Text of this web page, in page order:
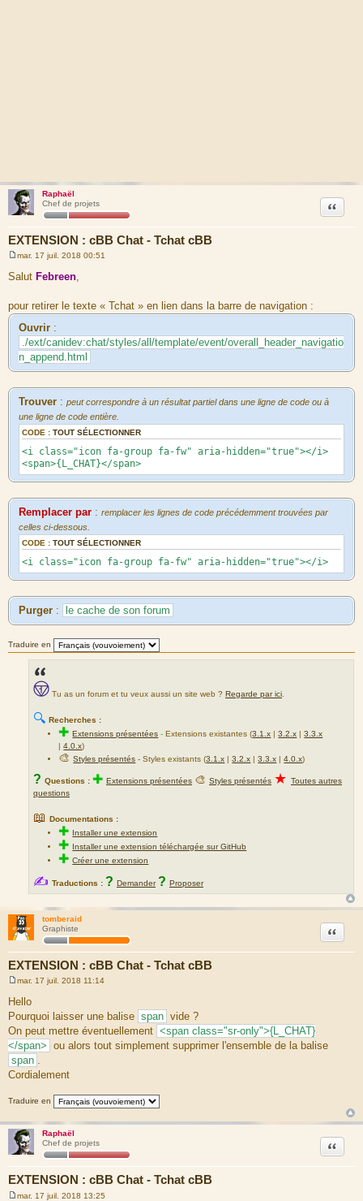
Raphaël
Chef de projets
EXTENSION : cBB Chat - Tchat cBB
Citation
e
s
a
g
e
mar. 17 juil. 2018 00:51
Salut Febreen,
pour retirer le texte « Tchat » en lien dans la barre de navigation :
Ouvrir :
./ext/canidev:chat/styles/all/template/event/overall_header_navigatio
n_append.html
Trouver : peut correspondre à un résultat partiel dans une ligne de code ou à
une ligne de code entière.
CODE : TOUT SÉLECTIONNER
<i class="icon fa-group fa-fw" aria-hidden="true"></i>
<span>{L_CHAT}</span>
Remplacer par : remplacer les lignes de code précédemment trouvées par
celles ci-dessous.
CODE : TOUT SÉLECTIONNER
<i class="icon fa-group fa-fw" aria-hidden="true"></i>
Purger : le cache de son forum
Traduire en
Tu as un forum et tu veux aussi un site web ? Regarde par ici
🔍 Recherches :
✚Extensions présentées -Extensions existantes (3.1.x |3.2.x |3.3.x
|4.0.x)
🎨Styles présentés - Styles existants (3.1.x |3.2.x |3.3.x |4.0.x)
? Questions : ✚ Extensions présentées 🎨 Styles présentés ★ Toutes autres
questions
📖 Documentations :
✚ Installer une extension
✚ Installer une extension téléchargée sur GitHub
✚Créer une extension
✍ Traductions : ? Demander ? Proposer
tomberaid
Graphiste
EXTENSION : cBB Chat - Tchat cBB
Citation
e
s
s
g
e
mar. 17 juil. 2018 11:14
Hello
Pourquoi laisser une balise span vide ?
On peut mettre éventuellement <span class="sr-only">{L_CHAT}
</span> ou alors tout simplement supprimer l'ensemble de la balise
span .
Cordialement
Traduire en
Raphaël
Chef de projets
EXTENSION : cBB Chat - Tchat cBB
Citation
mar. 17 juil. 2018 13:25